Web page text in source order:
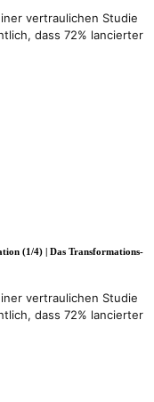
vertraulichen Studie
dass 72% lancierter
(1/4) | Das Transformations-
vertraulichen Studie
dass 72% lancierter